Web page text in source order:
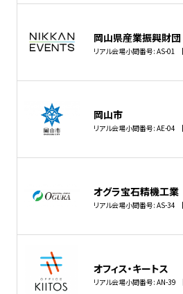
岡山県産業振興財団
リアル会場小間番号: AS-01
岡山市
リアル会場小間番号: AE-04
オグラ宝石精機工業
リアル会場小間番号: AS-34
オフィス・キートス
リアル会場小間番号: AN-39